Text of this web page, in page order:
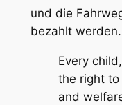
und die
bezahlt werden.
Every
the right
and